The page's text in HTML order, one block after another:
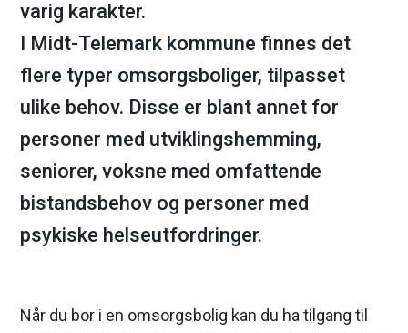
a
r
k
k
o
m
varig karakter.
I Midt-Telemark kommune finnes det
flere typer omsorgsboliger, tilpasset
ulike behov. Disse er blant annet for
personer med utviklingshemming,
seniorer, voksne med omfattende
bistandsbehov og personer med
psykiske helseutfordringer.
Når du bor i en omsorgsbolig kan du ha tilgang til